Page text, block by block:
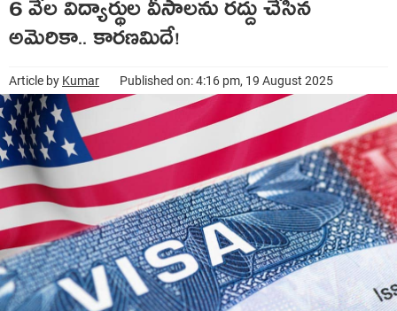
6 వేల విద్యార్థుల వీసాలను రద్దు చేసిన
అమెరికా.. కారణమిదే!
Article by Kumar Published on: 4:16 pm, 19 August 2025